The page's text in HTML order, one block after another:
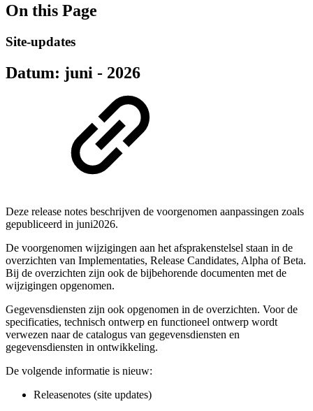
On this Page
Site-updates
Datum: juni - 2026
Deze release notes beschrijven de voorgenomen aanpassingen zoals
gepubliceerd in juni2026.
De voorgenomen wijzigingen aan het afsprakenstelsel staan in de
overzichten van Implementaties, Release Candidates, Alpha of Beta.
Bij de overzichten zijn ook de bijbehorende documenten met de
wijzigingen opgenomen.
Gegevensdiensten zijn ook opgenomen in de overzichten. Voor de
specificaties, technisch ontwerp en functioneel ontwerp wordt
verwezen naar de catalogus van gegevensdiensten en
gegevensdiensten in ontwikkeling.
De volgende informatie is nieuw:
Releasenotes (site updates)